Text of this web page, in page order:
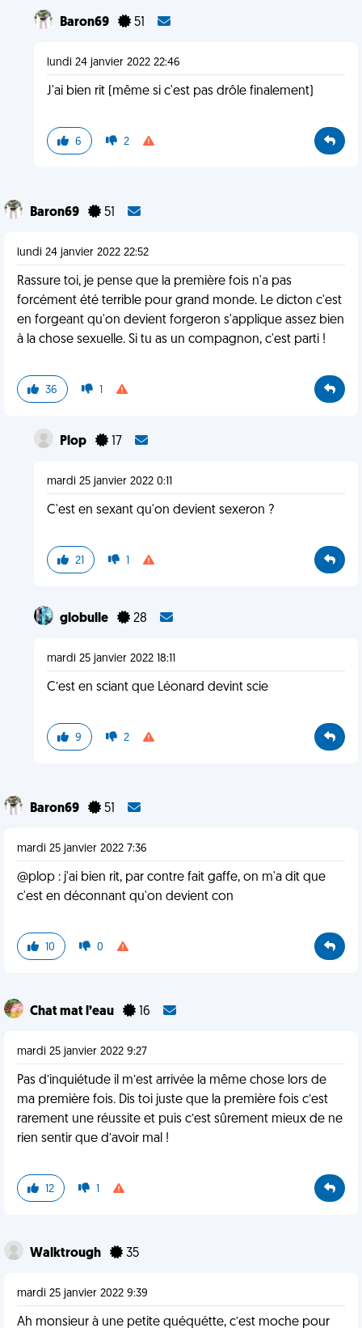
Baron69 51
lundi 24 janvier 2022 22:46
J'ai bien rit (même si c'est pas drôle finalement)
6 2
Baron69 51
lundi 24 janvier 2022 22:52
Rassure toi, je pense que la première fois n'a pas
forcément été terrible pour grand monde. Le dicton c'est
en forgeant qu'on devient forgeron s'applique assez bien
à la chose sexuelle. Si tu as un compagnon, c'est parti !
36 1
Plop 17
mardi 25 janvier 2022 0:11
C'est en sexant qu'on devient sexeron ?
21 1
globulle 28
mardi 25 janvier 2022 18:11
C’est en sciant que Léonard devint scie
9 2
Baron69 51
mardi 25 janvier 2022 7:36
@plop : j'ai bien rit, par contre fait gaffe, on m'a dit que
c'est en déconnant qu'on devient con
10 0
Chat mat l’eau 16
mardi 25 janvier 2022 9:27
Pas d’inquiétude il m’est arrivée la même chose lors de
ma première fois. Dis toi juste que la première fois c’est
rarement une réussite et puis c’est sûrement mieux de ne
rien sentir que d’avoir mal !
12 1
Walktrough 35
mardi 25 janvier 2022 9:39
Ah monsieur à une petite quéquétte, c’est moche pour